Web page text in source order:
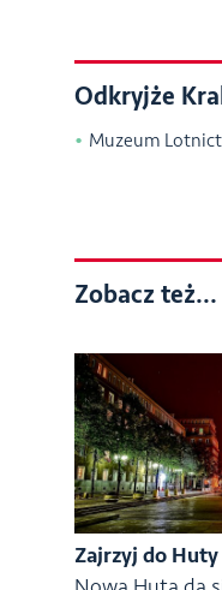
Odkryjże
Muzeum
Zobacz też...
Zajrzyj do Huty